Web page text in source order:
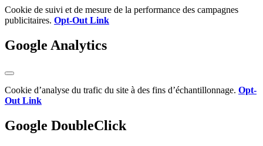
Cookie de suivi et de mesure de la performance des campagnes
publicitaires. Opt-Out Link
Google Analytics
Cookie d’analyse du trafic du site à des fins d’échantillonnage. Opt-
Out Link
Google DoubleClick